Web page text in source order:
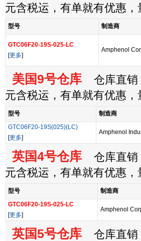
元含税运，有单就有优惠
型号 制造商
GTC06F20-19S-025-LC
[更多]
Amphenol
美国9号仓库 仓库直销
元含税运，有单就有优惠
型号 制造商
GTC06F20-19S(025)(LC)
[更多]
Amphenol
英国4号仓库 仓库直销
元含税运，有单就有优惠
型号 制造商
GTC06F20-19S-025-LC
[更多]
Amphenol
英国5号仓库 仓库直销